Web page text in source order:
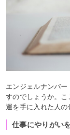
エンジェルナンバ
すのでしょうか。
運を手に入れた人の
仕事にやりがい